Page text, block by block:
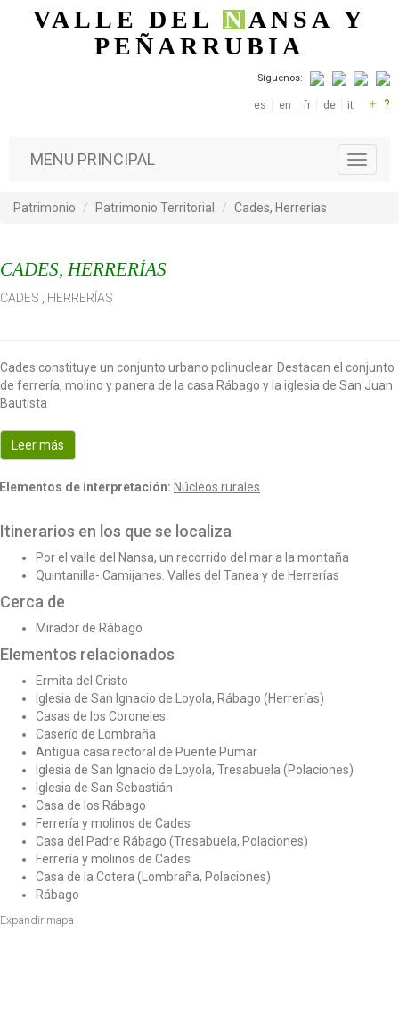
Pasar al contenido principal
VALLE DELNANSA Y
PEÑARRUBIA
Síguenos:
es en fr de it + ?
T
o
t
MENU PRINCIPAL
Patrimonio Patrimonio Territorial Cades, Herrerías
CADES, HERRERÍAS
CADES HERRERÍAS
Cades constituye un conjunto urbano polinuclear. Destacan el conjunto
de ferrería, molino y panera de la casa Rábago y la iglesia de San Juan
Bautista
Leer más
Elementos de interpretación: Núcleos rurales
Itinerarios en los que se localiza
Por el valle del Nansa, un recorrido del mar a la montaña
Quintanilla- Camijanes. Valles del Tanea y de Herrerías
Cerca de
Mirador de Rábago
Elementos relacionados
Ermita del Cristo
Iglesia de San Ignacio de Loyola, Rábago (Herrerías)
Casas de los Coroneles
Caserío de Lombraña
Antigua casa rectoral de Puente Pumar
Iglesia de San Ignacio de Loyola, Tresabuela (Polaciones)
Iglesia de San Sebastián
Casa de los Rábago
Ferrería y molinos de Cades
Casa del Padre Rábago (Tresabuela, Polaciones)
Ferrería y molinos de Cades
Casa de la Cotera (Lombraña, Polaciones)
Rábago
Expandir mapa